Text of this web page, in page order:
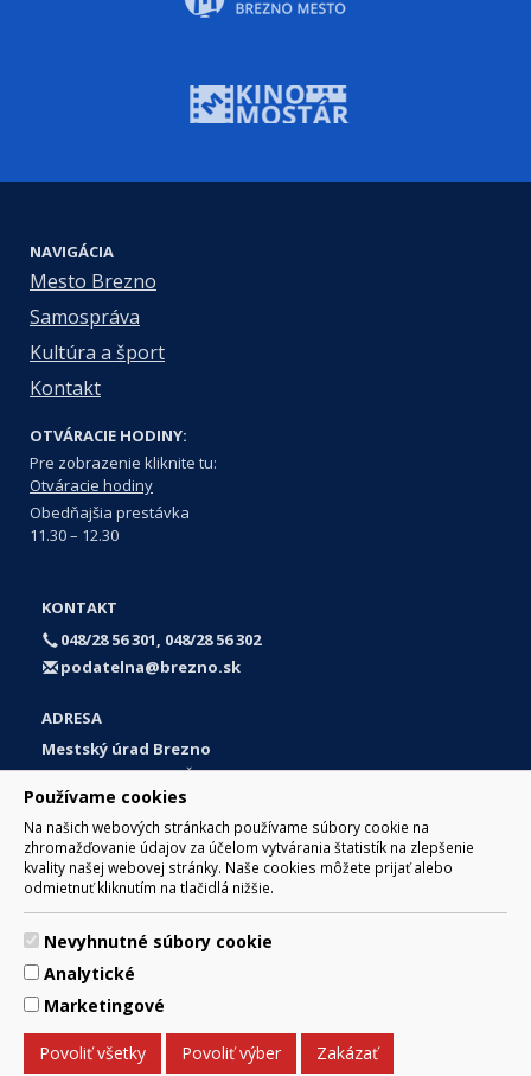
Používame cookies
Na našich webových stránkach používame súbory cookie na
zhromažďovanie údajov za účelom vytvárania štatistík na zlepšenie
kvality našej webovej stránky. Naše cookies môžete prijať alebo
odmietnuť kliknutím na tlačidlá nižšie.
Nevyhnutné súbory cookie
Analytické
Marketingové
Povoliť všetky Povoliť výber Zakázať
NAVIGÁCIA
Mesto Brezno
Samospráva
Kultúra a šport
Kontakt
OTVÁRACIE HODINY:
Pre zobrazenie kliknite tu:
Otváracie hodiny
Obedňajšia prestávka
11.30 – 12.30
KONTAKT
048/28 56 301, 048/28 56 302
podatelna@brezno.sk
ADRESA
Mestský úrad Brezno
Námestie gen. M. R. Štefánika 1
977 01 Brezno
Slovakia (Slovak Republic)
© 2017 Mesto Brezno, Námestie gen. M. R. Štefánika 1, Brezno
977 01 Tel.: 048/28 56 301, 048/28 56 302 Email:
Za obsah zodpovedá Mesto Brezno. Technický prevádzkovateľ:
Arrabella, s.r.o. , Pod Donátom 12/136 Žiar nad Hronom 965 01
podpora@internetova-stranka.sk